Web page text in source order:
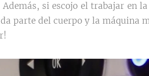
si escojo el trabajar en
parte del cuerpo y la máquina